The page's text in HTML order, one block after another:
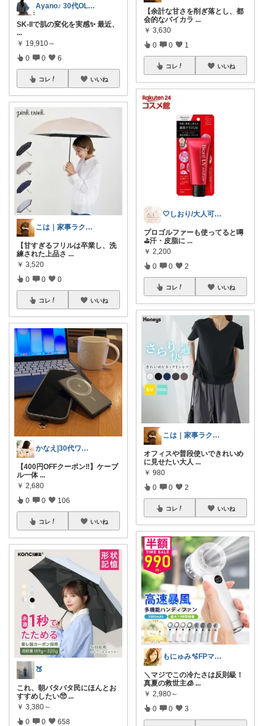
Ayano♪ 30代OLファッション
SK-IIで肌の変化を実感✨ 最近、
...
￥ 19,910～
0 0 6
コレ いいね
こは｜家事ラクと暮らしの趣味↗️楽天市場
【甘すぎるフリルは卒業し、洗
練された上品さ ...
￥ 3,520
0 0 0
コレ いいね
かなえ|30代ワーママの買い物カゴ🛍️
【400円OFFクーポン‼️】ケーブ
ル一体 ...
￥ 2,680
0 0 106
コレ いいね
🍑
これ、朝バタバタ民にほんとお
すすめしたい🥺 ...
￥ 3,380～
0 0 658
【余計な甘さを削ぎ落とし、都
会的なバイカラ ...
￥ 3,630
0 0 1
コレ いいね
🤍しおり/大人可愛いroom🤍
プロゴルファーも使ってると噂
⛳️汗・皮脂に ...
￥ 2,200
0 0 2
コレ いいね
こは｜家事ラクと暮らしの趣味↗️楽天市場
オフィスや普段使いできれいめ
に見せたい大人 ...
￥ 980
0 0 2
コレ いいね
もにゅみ🫧FPママ厳選|整う家づくり
＼マジでこの冷たさは反則級！
真夏の救世主🧊 ...
￥ 2,980～
0 0 3